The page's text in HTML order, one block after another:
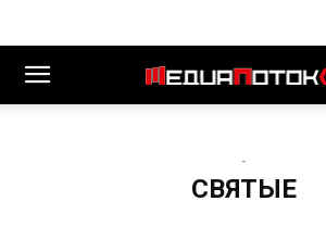
-
СВЯТЫЕ